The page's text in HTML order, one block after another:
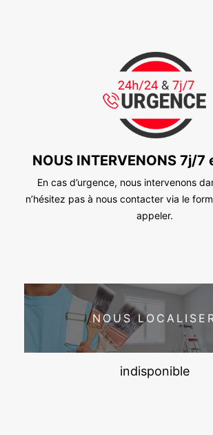
NOUS INTERVENONS 7j/
En cas d’urgence, nous intervenons
n’hésitez pas à nous contacter via le
appeler.
NOUS
indisponible